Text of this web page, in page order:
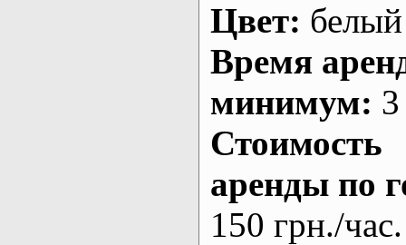
Цвет: белый
Время
минимум:
Стоимость
аренды по
150 грн./час.